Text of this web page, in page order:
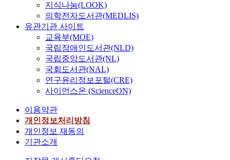
지식나눔(LOOK)
의학전자도서관(MEDLIS)
유관기관 사이트
교육부(MOE)
국립장애인도서관(NLD)
국립중앙도서관(NL)
국회도서관(NAL)
연구윤리정보포털(CRE)
사이언스온 (ScienceON)
이용약관
개인정보처리방침
개인정보 재동의
기관소개